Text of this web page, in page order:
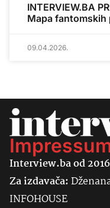
INTERVIEW.BA
Mapa fantomskih
09.04.2026.
Interview.ba od 2016
Za izdavača:
INFOHOUSE